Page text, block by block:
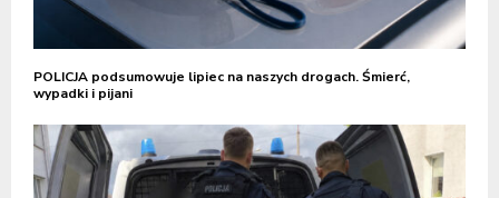
POLICJA podsumowuje lipiec na naszych drogach. Śmierć,
wypadki i pijani